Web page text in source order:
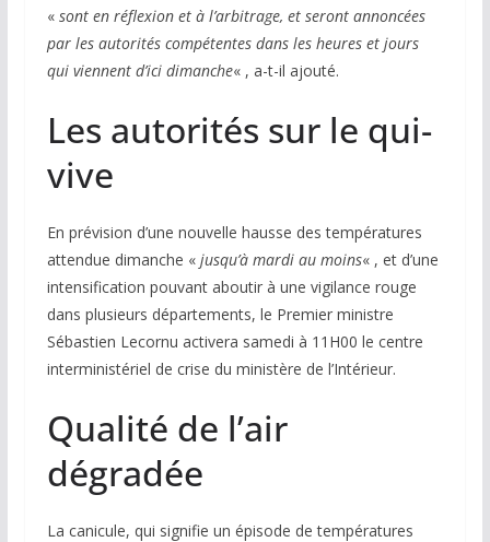
« sont en réflexion et à l’arbitrage, et seront annoncées
par les autorités compétentes dans les heures et jours
qui viennent d’ici dimanche« , a-t-il ajouté.
Les autorités sur le qui-
vive
En prévision d’une nouvelle hausse des températures
attendue dimanche « jusqu’à mardi au moins« , et d’une
intensification pouvant aboutir à une vigilance rouge
dans plusieurs départements, le Premier ministre
Sébastien Lecornu activera samedi à 11H00 le centre
interministériel de crise du ministère de l’Intérieur.
Qualité de l’air
dégradée
La canicule, qui signifie un épisode de températures